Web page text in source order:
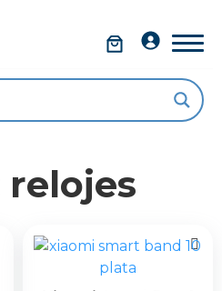
relojes